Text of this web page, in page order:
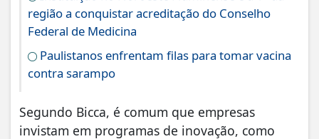
região a conquistar acreditação do Conselho
Federal de Medicina
Paulistanos enfrentam filas para tomar vacina
contra sarampo
Segundo Bicca, é comum que empresas
invistam em programas de inovação, como